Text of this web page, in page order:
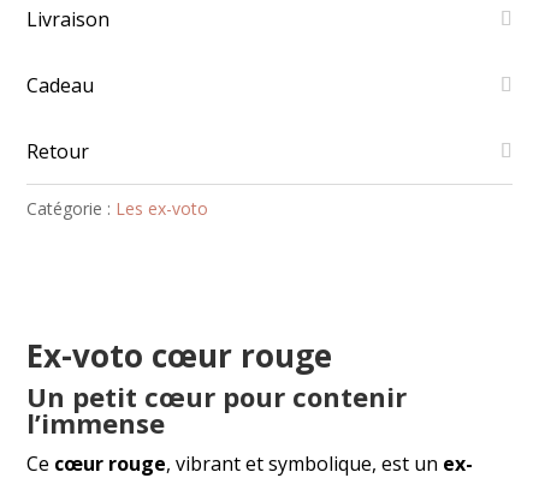
cœur
Livraison
Cadeau
Retour
Catégorie : Les ex-voto
Ex-voto cœur rouge
Un petit cœur pour contenir
l’immense
Ce cœur rouge, vibrant et symbolique, est un ex-